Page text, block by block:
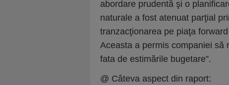
abordare prudentă şi o
naturale a fost atenuat parţial
tranzacţionarea pe piaţa
Aceasta a permis companiei să
fata de estimările bugetare”.
@ Câteva aspect din raport: